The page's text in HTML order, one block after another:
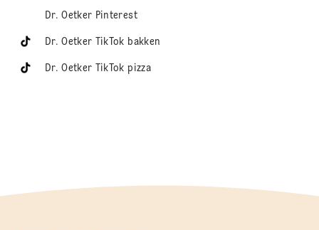
Dr. Oetker Pinterest
Dr. Oetker TikTok bakken
Dr. Oetker TikTok pizza